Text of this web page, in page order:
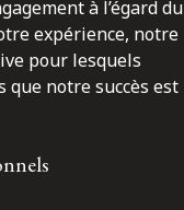
à l’égard du
expérience, notre
pour lesquels
que notre succès est